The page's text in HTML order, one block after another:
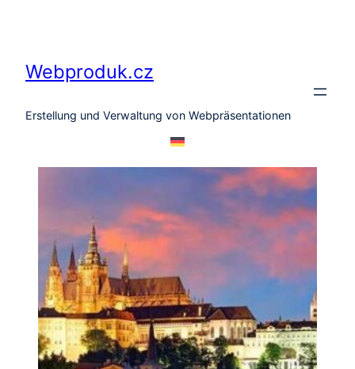
Webproduk.cz
Erstellung und Verwaltung von Webpräsentationen